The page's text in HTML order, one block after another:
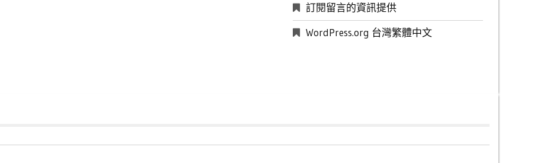
訂閱留言的資訊提供
WordPress.org 台灣繁體中文